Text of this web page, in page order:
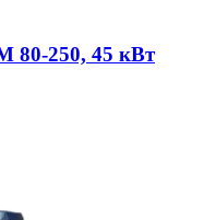
80-250, 45 кВт